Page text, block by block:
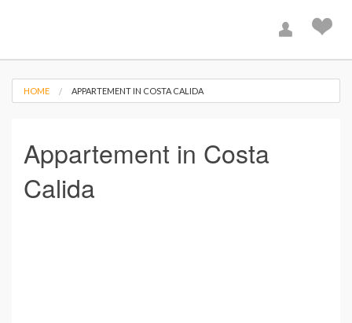
HOME APPARTEMENT IN COSTA CALIDA
Appartement in Costa
Calida